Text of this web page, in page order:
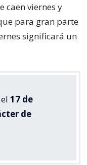
caen viernes y
para gran parte
significará un
17 de
de